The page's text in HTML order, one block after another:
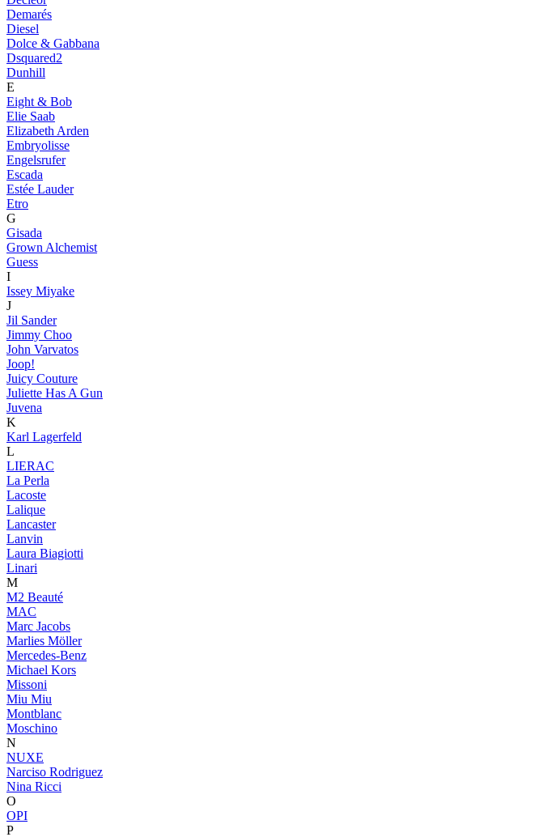
Demarés
Diesel
Dolce & Gabbana
Dsquared2
Dunhill
E
Eight & Bob
Elie Saab
Elizabeth Arden
Embryolisse
Engelsrufer
Escada
Estée Lauder
Etro
G
Gisada
Grown Alchemist
Guess
I
Issey Miyake
J
Jil Sander
Jimmy Choo
John Varvatos
Joop!
Juicy Couture
Juliette Has A Gun
Juvena
K
Karl Lagerfeld
L
LIERAC
La Perla
Lacoste
Lalique
Lancaster
Lanvin
Laura Biagiotti
Linari
M
M2 Beauté
MAC
Marc Jacobs
Marlies Möller
Mercedes-Benz
Michael Kors
Missoni
Miu Miu
Montblanc
Moschino
N
NUXE
Narciso Rodriguez
Nina Ricci
O
OPI
P